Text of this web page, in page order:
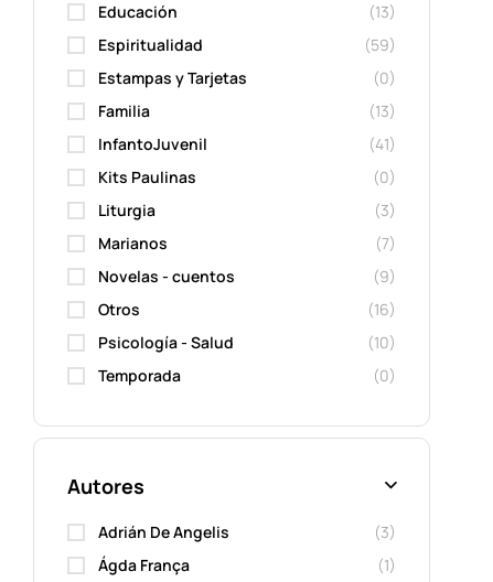
Educación
(13)
Espiritualidad
(59)
Estampas y Tarjetas
(0)
Familia
(13)
InfantoJuvenil
(41)
Kits Paulinas
(0)
Liturgia
(3)
Marianos
(7)
Novelas - cuentos
(9)
Otros
(16)
Psicología - Salud
(10)
Temporada
(0)
Autores
Adrián De Angelis
(3)
Ágda França
(1)